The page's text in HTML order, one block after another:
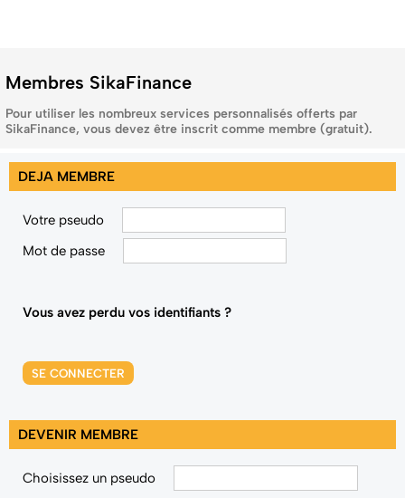
Membres SikaFinance
Pour utiliser les nombreux services personnalisés offerts par
SikaFinance, vous devez être inscrit comme membre (gratuit).
DEJA MEMBRE
Votre pseudo
Mot de passe
Vous avez perdu vos identifiants ?
SE CONNECTER
DEVENIR MEMBRE
Choisissez un pseudo